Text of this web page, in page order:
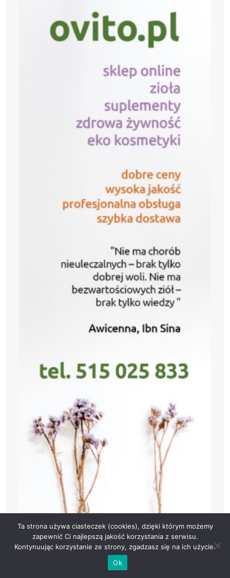
Ta strona używa ciasteczek (cookies), dzięki którym możemy
zapewnić Ci najlepszą jakość korzystania z serwisu.
Kontynuując korzystanie ze strony, zgadzasz się na ich użycie.
Ok